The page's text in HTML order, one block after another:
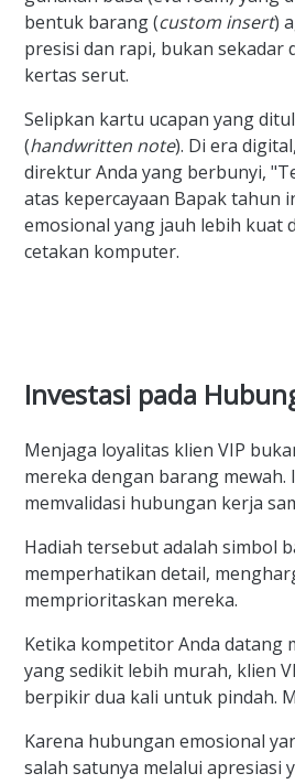
bentuk barang (custom insert)
presisi dan rapi, bukan sekadar
kertas serut.
Selipkan kartu ucapan yang
(handwritten note). Di era
direktur Anda yang berbunyi,
atas kepercayaan Bapak tahun
emosional yang jauh lebih kuat
cetakan komputer.
Investasi pada
Menjaga loyalitas klien VIP
mereka dengan barang
memvalidasi hubungan kerja
Hadiah tersebut adalah simbol
memperhatikan detail,
memprioritaskan mereka.
Ketika kompetitor Anda datang
yang sedikit lebih murah, klien
berpikir dua kali untuk pindah.
Karena hubungan emosional
salah satunya melalui apresiasi